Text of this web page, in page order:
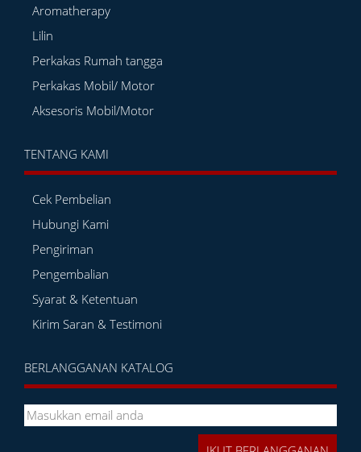
Aromatherapy
Lilin
Perkakas Rumah tangga
Perkakas Mobil/ Motor
Aksesoris Mobil/Motor
TENTANG KAMI
Cek Pembelian
Hubungi Kami
Pengiriman
Pengembalian
Syarat & Ketentuan
Kirim Saran & Testimoni
BERLANGGANAN KATALOG